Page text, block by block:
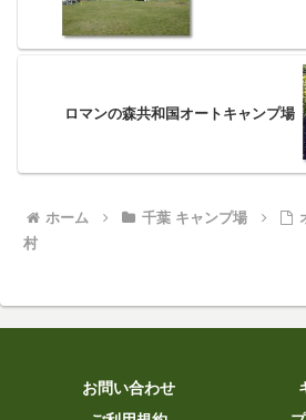
ロマンの森共和国オートキャンプ場
ホーム 千葉 キャンプ場
村
お問い合わせ